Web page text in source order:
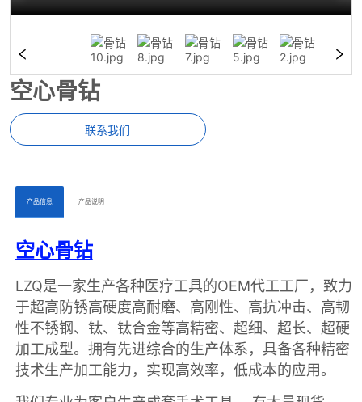
空心骨钻
联系我们
ㅤㅤ产品信息ㅤㅤ ㅤㅤ产品说明ㅤㅤ